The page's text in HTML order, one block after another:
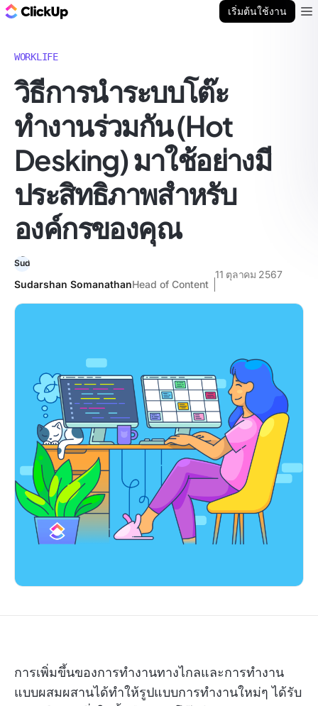
เริ่มต้นใช้งาน
WORKLIFE
วิธีการนำระบบโต๊ะ
ทำงานร่วมกัน (Hot
Desking) มาใช้อย่างมี
ประสิทธิภาพสำหรับ
องค์กรของคุณ
Sudarshan SomanathanHead of Content
11 ตุลาคม 2567
การเพิ่มขึ้นของการทำงานทางไกลและการทำงาน
แบบผสมผสานได้ทำให้รูปแบบการทำงานใหม่ๆ ได้รับ